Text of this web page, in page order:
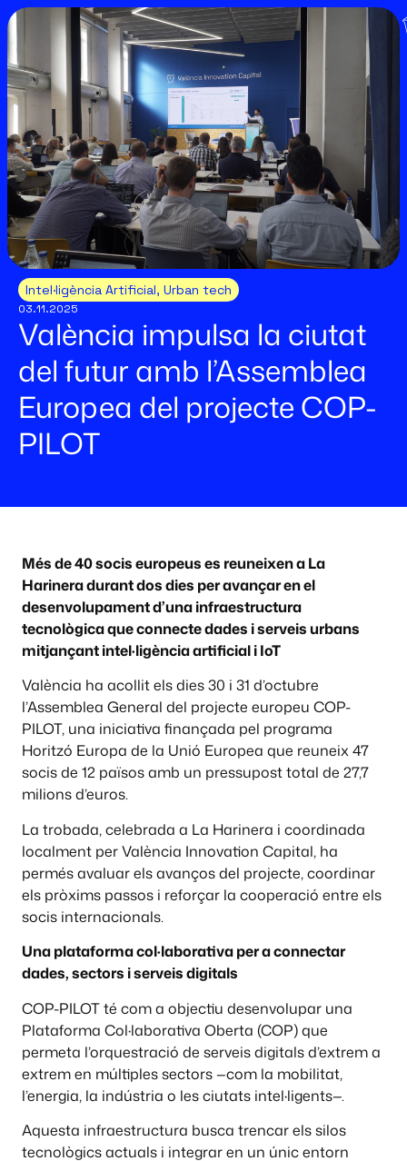
Intel·ligència Artificial, Urban tech
03.11.2025
València impulsa la ciutat
del futur amb l’Assemblea
Europea del projecte COP-
PILOT
Més de 40 socis europeus es reuneixen a La
Harinera durant dos dies per avançar en el
desenvolupament d’una infraestructura
tecnològica que connecte dades i serveis urbans
mitjançant intel·ligència artificial i IoT
València ha acollit els dies 30 i 31 d’octubre
l’Assemblea General del projecte europeu COP-
PILOT, una iniciativa finançada pel programa
Horitzó Europa de la Unió Europea que reuneix 47
socis de 12 països amb un pressupost total de 27,7
milions d’euros.
La trobada, celebrada a La Harinera i coordinada
localment per València Innovation Capital, ha
permés avaluar els avanços del projecte, coordinar
els pròxims passos i reforçar la cooperació entre els
socis internacionals.
Una plataforma col·laborativa per a connectar
dades, sectors i serveis digitals
COP-PILOT té com a objectiu desenvolupar una
Plataforma Col·laborativa Oberta (COP) que
permeta l’orquestració de serveis digitals d’extrem a
extrem en múltiples sectors —com la mobilitat,
l’energia, la indústria o les ciutats intel·ligents—.
Aquesta infraestructura busca trencar els silos
tecnològics actuals i integrar en un únic entorn